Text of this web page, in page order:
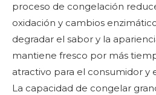
proceso de congelación
oxidación y cambios
degradar el sabor y la
mantiene fresco por más
atractivo para el consumidor y
La capacidad de congelar